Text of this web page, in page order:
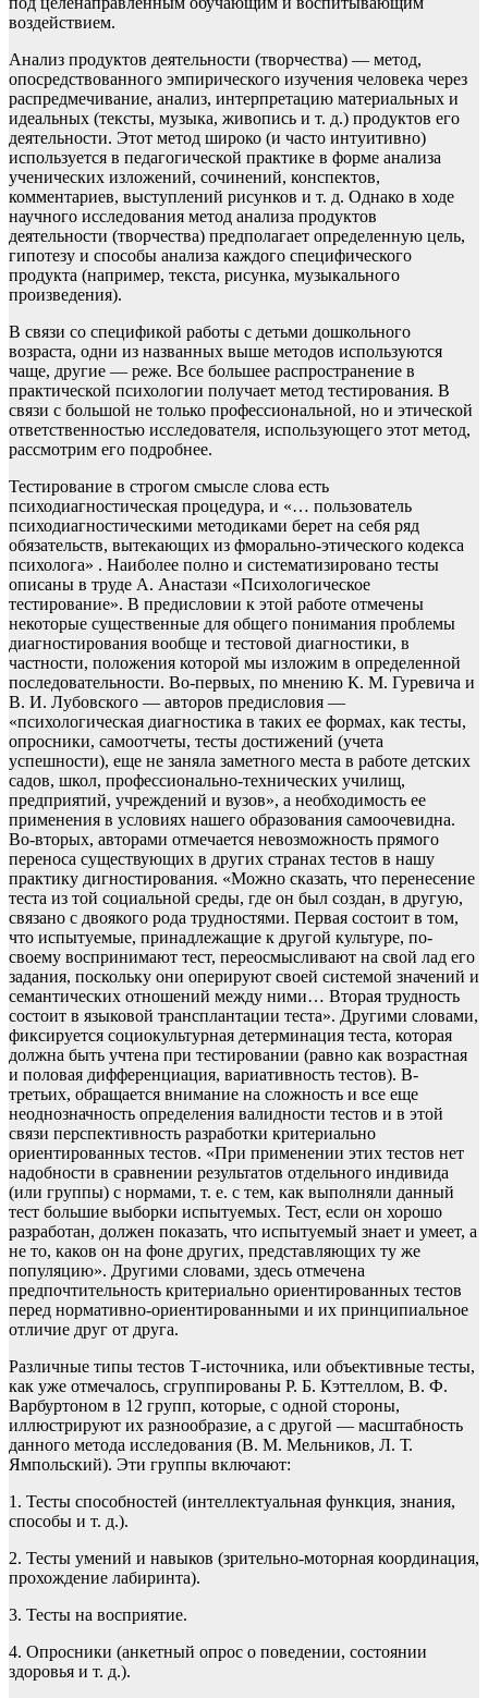
воздействием.
Анализ продуктов деятельности (творчества) — метод,
опосредствованного эмпирического изучения человека через
распредмечивание, анализ, интерпретацию материальных и
идеальных (тексты, музыка, живопись и т. д.) продуктов его
деятельности. Этот метод широко (и часто интуитивно)
используется в педагогической практике в форме анализа
ученических изложений, сочинений, конспектов,
комментариев, выступлений рисунков и т. д. Однако в ходе
научного исследования метод анализа продуктов
деятельности (творчества) предполагает определенную цель,
гипотезу и способы анализа каждого специфического
продукта (например, текста, рисунка, музыкального
произведения).
В связи со спецификой работы с детьми дошкольного
возраста, одни из названных выше методов используются
чаще, другие — реже. Все большее распространение в
практической психологии получает метод тестирования. В
связи с большой не только профессиональной, но и этической
ответственностью исследователя, использующего этот метод,
рассмотрим его подробнее.
Тестирование в строгом смысле слова есть
психодиагностическая процедура, и «… пользователь
психодиагностическими методиками берет на себя ряд
обязательств, вытекающих из фморально-этического кодекса
психолога» . Наиболее полно и систематизировано тесты
описаны в труде А. Анастази «Психологическое
тестирование». В предисловии к этой работе отмечены
некоторые существенные для общего понимания проблемы
диагностирования вообще и тестовой диагностики, в
частности, положения которой мы изложим в определенной
последовательности. Во-первых, по мнению К. М. Гуревича и
В. И. Лубовского — авторов предисловия —
«психологическая диагностика в таких ее формах, как тесты,
опросники, самоотчеты, тесты достижений (учета
успешности), еще не заняла заметного места в работе детских
садов, школ, профессионально-технических училищ,
предприятий, учреждений и вузов», а необходимость ее
применения в условиях нашего образования самоочевидна.
Во-вторых, авторами отмечается невозможность прямого
переноса существующих в других странах тестов в нашу
практику дигностирования. «Можно сказать, что перенесение
теста из той социальной среды, где он был создан, в другую,
связано с двоякого рода трудностями. Первая состоит в том,
что испытуемые, принадлежащие к другой культуре, по-
своему воспринимают тест, переосмысливают на свой лад его
задания, поскольку они оперируют своей системой значений и
семантических отношений между ними… Вторая трудность
состоит в языковой трансплантации теста». Другими словами,
фиксируется социокультурная детерминация теста, которая
должна быть учтена при тестировании (равно как возрастная
и половая дифференциация, вариативность тестов). В-
третьих, обращается внимание на сложность и все еще
неоднозначность определения валидности тестов и в этой
связи перспективность разработки критериально
ориентированных тестов. «При применении этих тестов нет
надобности в сравнении результатов отдельного индивида
(или группы) с нормами, т. е. с тем, как выполняли данный
тест большие выборки испытуемых. Тест, если он хорошо
разработан, должен показать, что испытуемый знает и умеет, а
не то, каков он на фоне других, представляющих ту же
популяцию». Другими словами, здесь отмечена
предпочтительность критериально ориентированных тестов
перед нормативно-ориентированными и их принципиальное
отличие друг от друга.
Различные типы тестов Т-источника, или объективные тесты,
как уже отмечалось, сгруппированы Р. Б. Кэттеллом, В. Ф.
Варбуртоном в 12 групп, которые, с одной стороны,
иллюстрируют их разнообразие, а с другой — масштабность
данного метода исследования (В. М. Мельников, Л. Т.
Ямпольский). Эти группы включают:
1. Тесты способностей (интеллектуальная функция, знания,
способы и т. д.).
2. Тесты умений и навыков (зрительно-моторная координация,
прохождение лабиринта).
3. Тесты на восприятие.
4. Опросники (анкетный опрос о поведении, состоянии
здоровья и т. д.).